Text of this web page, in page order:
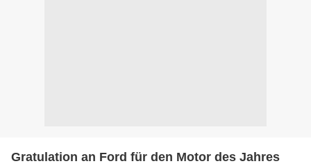
Gratulation an Ford für den Motor des Jahres